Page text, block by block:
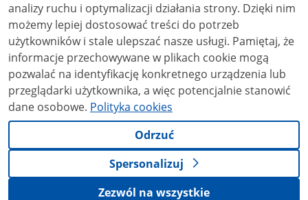
analizy ruchu i optymalizacji działania strony. Dzięki nim
możemy lepiej dostosować treści do potrzeb
użytkowników i stale ulepszać nasze usługi. Pamiętaj, że
informacje przechowywane w plikach cookie mogą
pozwalać na identyfikację konkretnego urządzenia lub
przeglądarki użytkownika, a więc potencjalnie stanowić
dane osobowe. Polityka cookies
Odrzuć
Spersonalizuj
Zezwól na wszystkie